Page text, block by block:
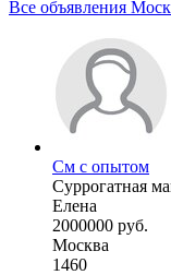
Все объявления
См с опытом
Суррогатная
Елена
2000000 руб.
Москва
1460